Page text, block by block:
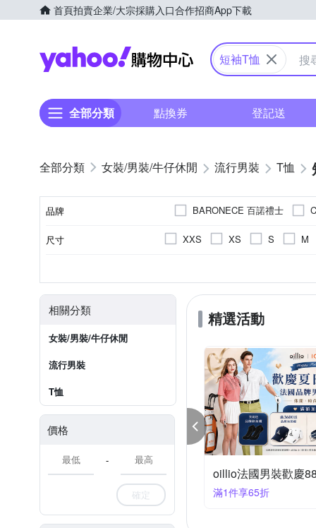
首頁拍賣企業/大宗採購入口合作招商App下載
Yahoo購物中心
短袖T恤
全部分類 點換券 登記送
女裝/男裝/牛仔休閒 流行男裝 T恤
品牌 BARONECE 百諾禮士
Minidesign
ModaCore
尺寸 XXS XS S
M
相關分類
女裝/男裝/牛仔休閒
流行男裝
T恤
價格
-
確定
精選活動
oillio法國男裝歡慶88節限時65折，送好禮 皮爾卡登 專櫃熱銷
任選2件3500